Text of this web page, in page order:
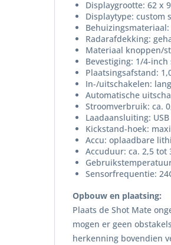
Displaygrootte: 62 x
Displaytype: custom
Radarafdekking:
Materiaal knoppen/
Bevestiging: 1/4-
Plaatsingsafstand:
In-/uitschakelen:
Automatische
Stroomverbruik: ca.
Laadaansluiting:
Kickstand-hoek:
Accu: oplaadbare
Accuduur: ca. 2,5
Sensorfrequentie:
Opbouw en plaatsing:
Plaats de Shot Mate
mogen er geen
herkenning bovendien